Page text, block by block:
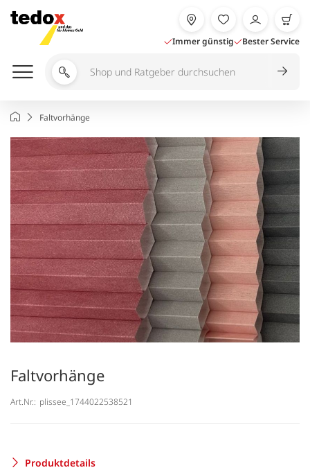
Inhalt
springen
Immer günstig Bester Service
Shop
durchsuchen
StartseiteFaltvorhänge
Faltvorhänge
Art.Nr.: plissee_1744022538521
Produktdetails